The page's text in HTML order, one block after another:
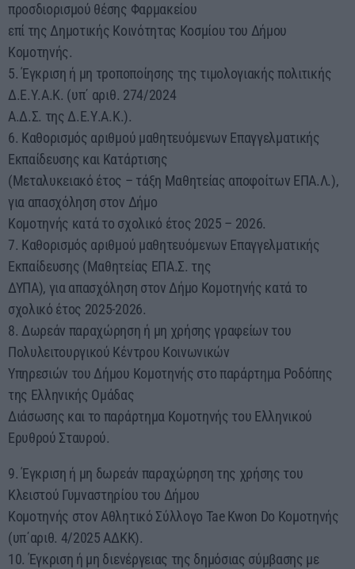
προσδιορισμού θέσης Φαρμακείου
επί της Δημοτικής Κοινότητας Κοσμίου του Δήμου
Κομοτηνής.
5. Έγκριση ή μη τροποποίησης της τιμολογιακής πολιτικής
Δ.Ε.Υ.Α.Κ. (υπ΄ αριθ. 274/2024
Α.Δ.Σ. της Δ.Ε.Υ.Α.Κ.).
6. Καθορισμός αριθμού μαθητευόμενων Επαγγελματικής
Εκπαίδευσης και Κατάρτισης
(Μεταλυκειακό έτος – τάξη Μαθητείας αποφοίτων ΕΠΑ.Λ.),
για απασχόληση στον Δήμο
Κομοτηνής κατά το σχολικό έτος 2025 – 2026.
7. Καθορισμός αριθμού μαθητευόμενων Επαγγελματικής
Εκπαίδευσης (Μαθητείας ΕΠΑ.Σ. της
ΔΥΠΑ), για απασχόληση στον Δήμο Κομοτηνής κατά το
σχολικό έτος 2025-2026.
8. Δωρεάν παραχώρηση ή μη χρήσης γραφείων του
Πολυλειτουργικού Κέντρου Κοινωνικών
Υπηρεσιών του Δήμου Κομοτηνής στο παράρτημα Ροδόπης
της Ελληνικής Ομάδας
Διάσωσης και το παράρτημα Κομοτηνής του Ελληνικού
Ερυθρού Σταυρού.
9. Έγκριση ή μη δωρεάν παραχώρηση της χρήσης του
Κλειστού Γυμναστηρίου του Δήμου
Κομοτηνής στον Αθλητικό Σύλλογο Tae Kwon Do Κομοτηνής
(υπ΄αριθ. 4/2025 ΑΔΚΚ).
10. Έγκριση ή μη διενέργειας της δημόσιας σύμβασης με